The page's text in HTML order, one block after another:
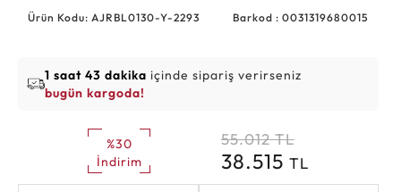
Ürün Kodu: AJRBL0130-Y-2293 Barkod : 0031319680015
1 saat 43 dakika içinde sipariş verirseniz
bugün kargoda!
%30
İndirim
55.012 TL
38.515 TL